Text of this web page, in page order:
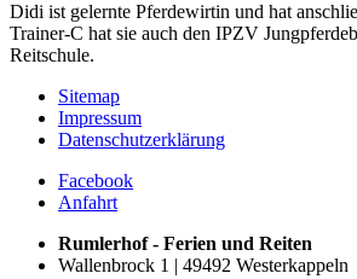
Didi ist gelernte Pferdewirtin und hat
Trainer-C hat sie auch den IPZV
Reitschule.
Sitemap
Impressum
Datenschutzerklärung
Facebook
Anfahrt
Rumlerhof - Ferien und Reiten
Wallenbrock 1 | 49492 Westerkappeln